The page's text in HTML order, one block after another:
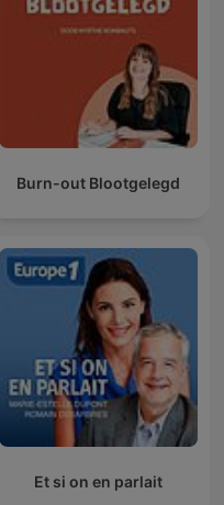
Burn-out Blootgelegd
Et si on en parlait